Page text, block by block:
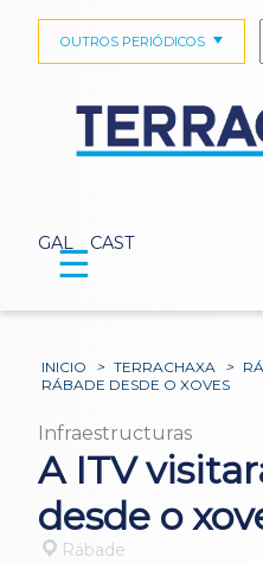
GAL CAST
OUTROS PERIÓDICOS
☰
INICIO > TERRACHAXA >
RÁBADE DESDE O XOVES
Infraestructuras
A ITV
desde o
Rábade